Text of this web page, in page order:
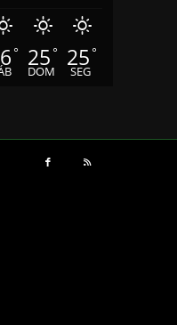
° 25 °
DOM
25 °
SEG